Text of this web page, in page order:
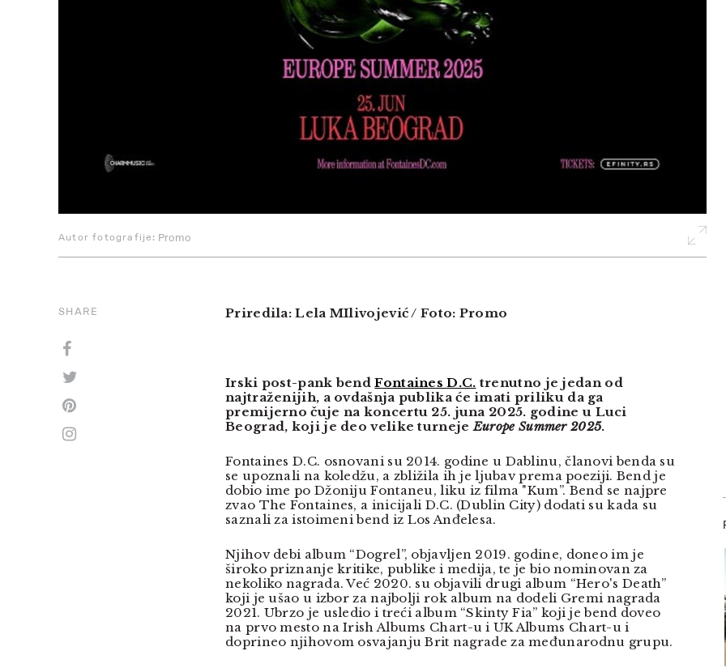
Promo
Autor fotografije:
SHARE Priredila: Lela MIlivojević / Foto: Promo
Irski post-pank bendFontaines D.C. trenutno je jedan od
najtraženijih, a ovdašnja publika će imati priliku da ga
premijerno čuje na koncertu 25. juna 2025. godine u Luci
Beograd, koji je deo velike turnejeEurope Summer 2025.
Fontaines D.C. osnovani su 2014. godine u Dablinu, članovi benda su
se upoznali na koledžu, a zbližila ih je ljubav prema poeziji. Bend je
dobio ime po Džoniju Fontaneu, liku iz filma "Kum”. Bend se najpre
zvao The Fontaines, a inicijali D.C. (Dublin City) dodati su kada su
saznali za istoimeni bend iz Los Anđelesa.
Njihov debi album “Dogrel”, objavljen 2019. godine, doneo im je
široko priznanje kritike, publike i medija, te je bio nominovan za
nekoliko nagrada. Već 2020. su objavili drugi album “Hero's Death”
koji je ušao u izbor za najbolji rok album na dodeli Gremi nagrada
2021. Ubrzo je usledio i treći album “Skinty Fia” koji je bend doveo
na prvo mesto na Irish Albums Chart-u i UK Albums Chart-u i
doprineo njihovom osvajanju Brit nagrade za međunarodnu grupu.